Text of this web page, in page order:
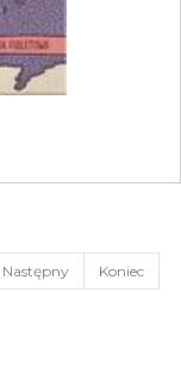
Następny Koniec